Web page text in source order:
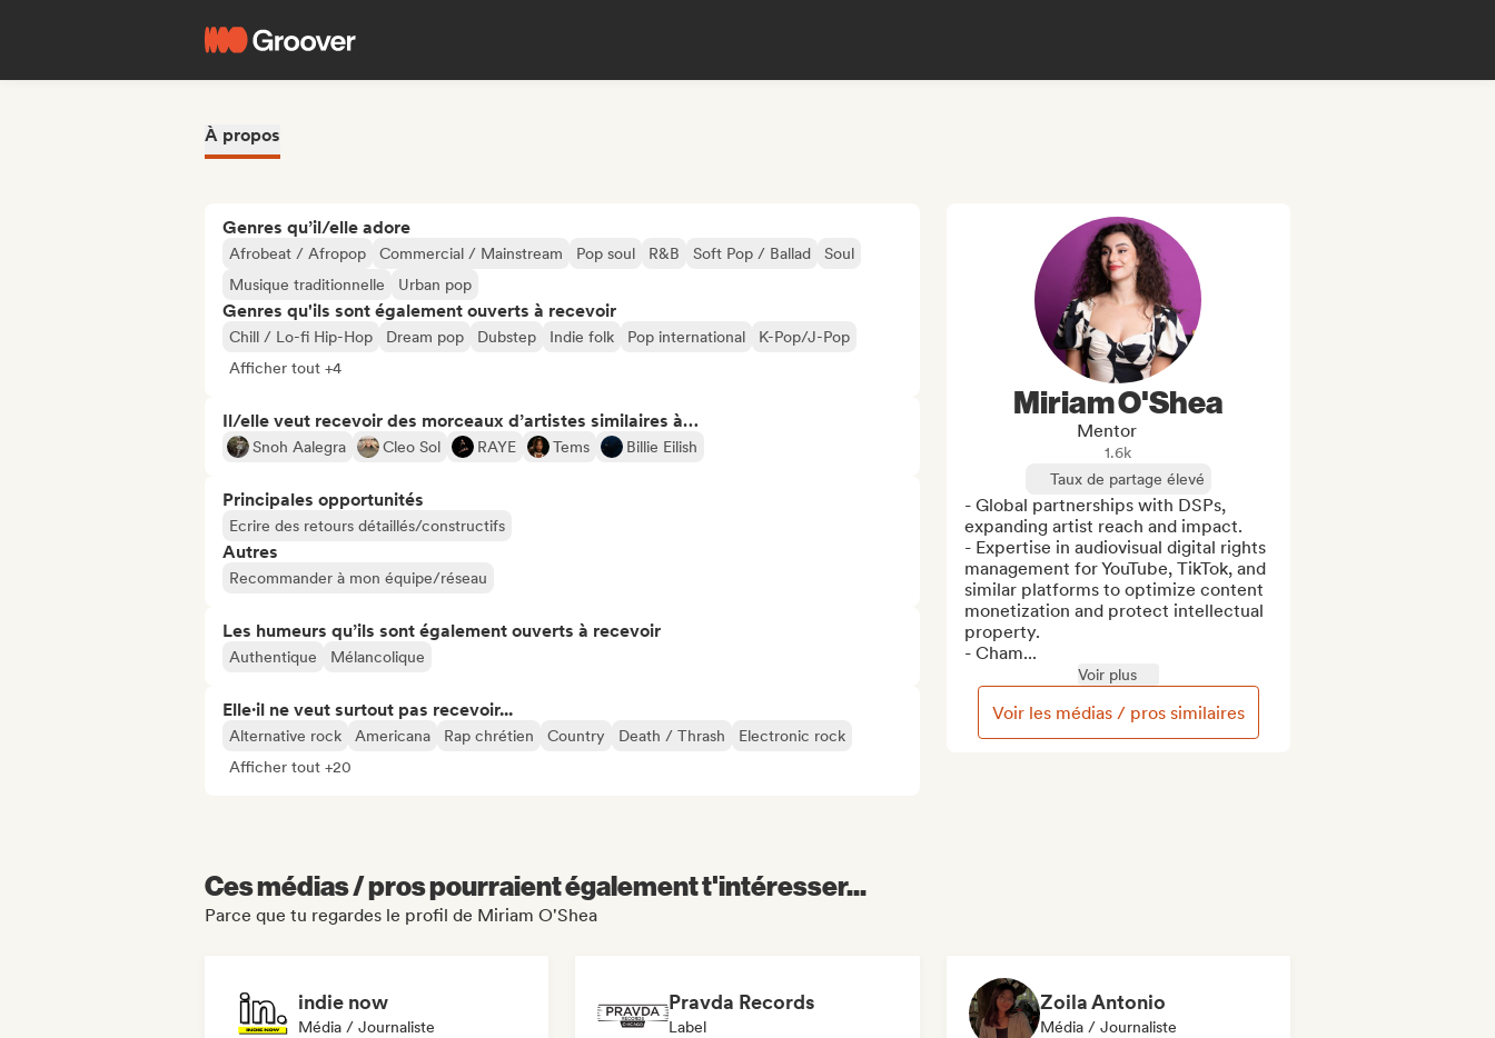
À propos
Genres qu’il/elle adore
Afrobeat / Afropop Commercial / Mainstream Pop soul R&B Soft Pop / Ballad
Soul
Musique traditionnelle
Urban pop
Genres qu'ils sont également ouverts à recevoir
Chill / Lo-fi Hip-Hop Dream pop Dubstep Indie folk Pop international
K-Pop/J-Pop
Afficher tout +4
Il/elle veut recevoir des morceaux d’artistes similaires à…
Snoh Aalegra Cleo Sol RAYE Tems Billie Eilish
Principales opportunités
Ecrire des retours détaillés/constructifs
Autres
Recommander à mon équipe/réseau
Les humeurs qu’ils sont également ouverts à recevoir
Authentique Mélancolique
Elle·il ne veut surtout pas recevoir...
Alternative rock Americana Rap chrétien Country Death / Thrash
Electronic rock
Afficher tout +20
Miriam O'Shea
Mentor
1.6k
Taux de partage élevé
- Global partnerships with DSPs,
expanding artist reach and impact.
- Expertise in audiovisual digital rights
management for YouTube, TikTok, and
similar platforms to optimize content
monetization and protect intellectual
property.
- Cham...
Voir plus
Voir les médias / pros similaires
Ces médias / pros pourraient également t'intéresser...
Parce que tu regardes le profil de Miriam O'Shea
indie now
Média / Journaliste
Pravda Records
Label
Zoila Antonio
Média / Journaliste